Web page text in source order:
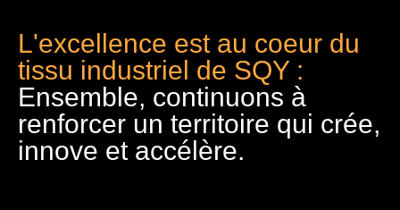
L'excellence est au coeur du
tissu industriel de SQY :
Ensemble, continuons à
renforcer un territoire qui crée,
innove et accélère.